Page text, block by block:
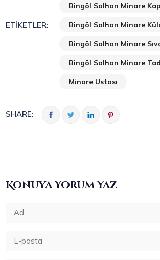
ETIKETLER:
Bingöl Solhan Minare
Bingöl Solhan Minare
Bingöl Solhan Minare
Bingöl Solhan Minare
Minare Ustası
SHARE:
Konuya Yorum Yaz